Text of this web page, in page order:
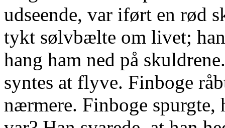
udseende, var iført en rød
tykt sølvbælte om livet;
hang ham ned på
syntes at flyve. Finboge
nærmere. Finboge spurgte,